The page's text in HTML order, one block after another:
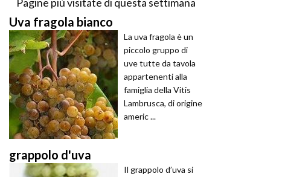
Uva fragola bianco
La uva fragola è un
piccolo gruppo di
uve tutte da tavola
appartenenti alla
famiglia della Vitis
Lambrusca, di origine
americ ...
grappolo d'uva
Il grappolo d’uva si